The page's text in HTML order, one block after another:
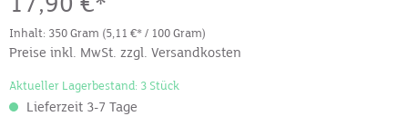
Inhalt: 350 Gram (5,11 €* / 100 Gram)
Preise inkl. MwSt. zzgl. Versandkosten
Aktueller Lagerbestand: 3 Stück
Lieferzeit 3-7 Tage